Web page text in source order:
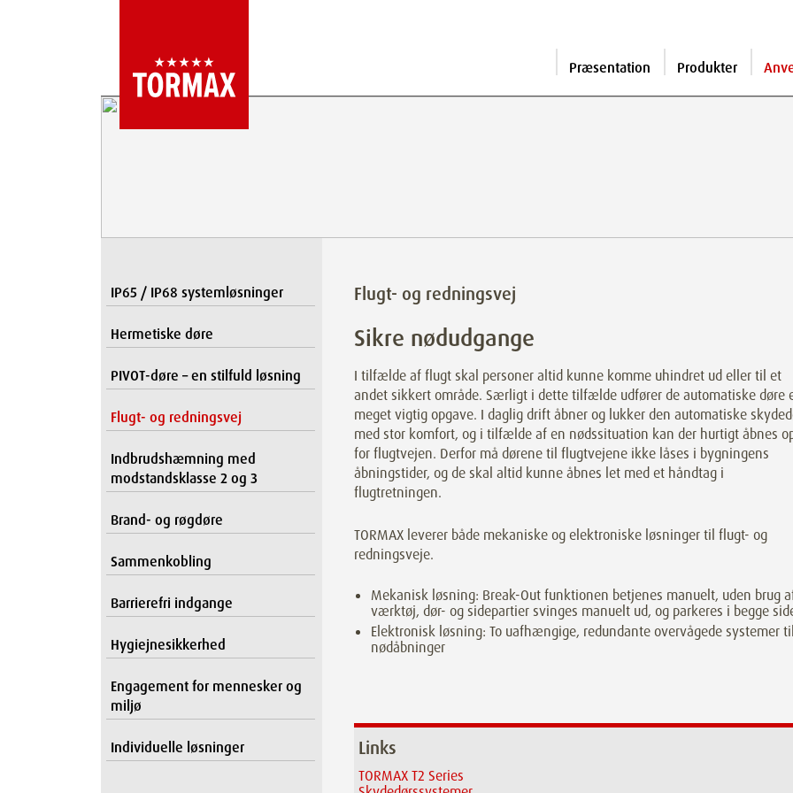
Præsentation Produkter
IP65 / IP68 systemløsninger
Hermetiske døre
PIVOT-døre – en stilfuld løsning
Flugt- og redningsvej
Indbrudshæmning med
modstandsklasse 2 og 3
Brand- og røgdøre
Sammenkobling
Barrierefri indgange
Hygiejnesikkerhed
Engagement for mennesker og
miljø
Individuelle løsninger
Flugt- og redningsvej
Sikre nødudgange
I tilfælde af flugt skal personer altid kunne komme uhindret ud eller til et
andet sikkert område. Særligt i dette tilfælde udfører de automatiske døre
meget vigtig opgave. I daglig drift åbner og lukker den automatiske
med stor komfort, og i tilfælde af en nødssituation kan der hurtigt åbnes
for flugtvejen. Derfor må dørene til flugtvejene ikke låses i bygningens
åbningstider, og de skal altid kunne åbnes let med et håndtag i
flugtretningen.
TORMAX leverer både mekaniske og elektroniske løsninger til flugt- og
redningsveje.
Mekanisk løsning: Break-Out funktionen betjenes manuelt, uden brug
værktøj, dør- og sidepartier svinges manuelt ud, og parkeres i begge
Elektronisk løsning: To uafhængige, redundante overvågede systemer til
nødåbninger
Links
TORMAX T2 Series